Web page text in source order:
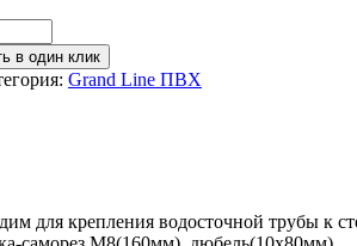
в один клик
Grand Line ПВХ
для крепления водосточной трубы к